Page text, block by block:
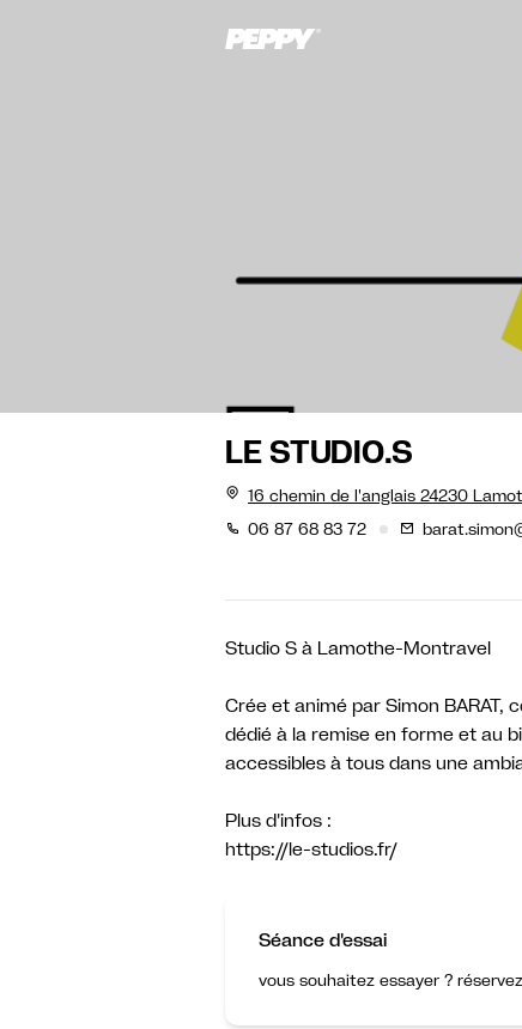
LE STUDIO.S
16 chemin de l'anglais 24230
06 87 68 83 72
Studio S à Lamothe-Montravel
Crée et animé par Simon
dédié à la remise en forme et au
accessibles à tous dans une
Plus d'infos :
Séance d'essai
vous souhaitez essayer ?